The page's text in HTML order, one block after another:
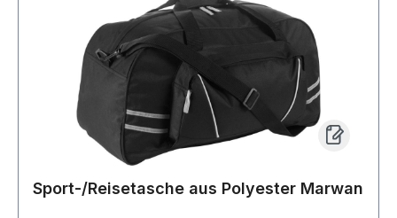
Sport-/Reisetasche aus Polyester Marwan